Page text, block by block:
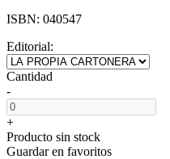
ISBN: 040547
Editorial:
Cantidad
-
+
Producto sin stock
Guardar en favoritos